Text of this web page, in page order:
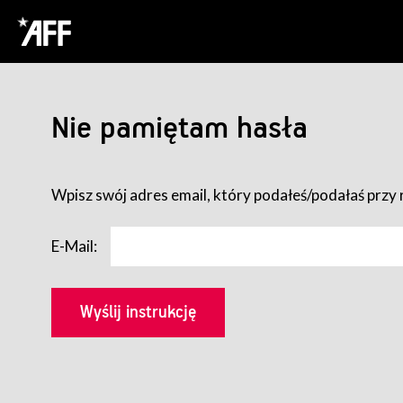
Nie pamiętam hasła
Wpisz swój adres email, który podałeś/podałaś
E-Mail: